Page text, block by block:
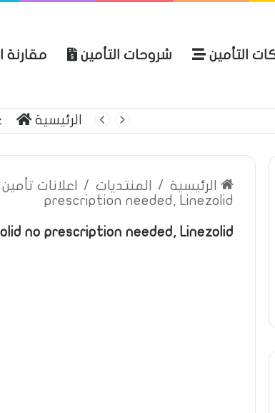
التأمين شروحات التأمين مقارنة
الرئيسية
الرئيسية / المنتديات / اعلانات
prescription needed, Linezolid
no prescription needed, Linezolid